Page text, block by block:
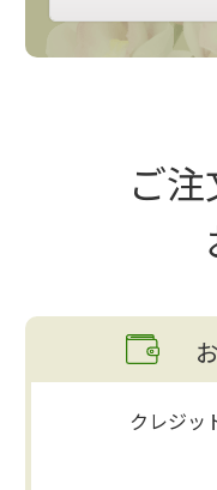
ご
クレジッ